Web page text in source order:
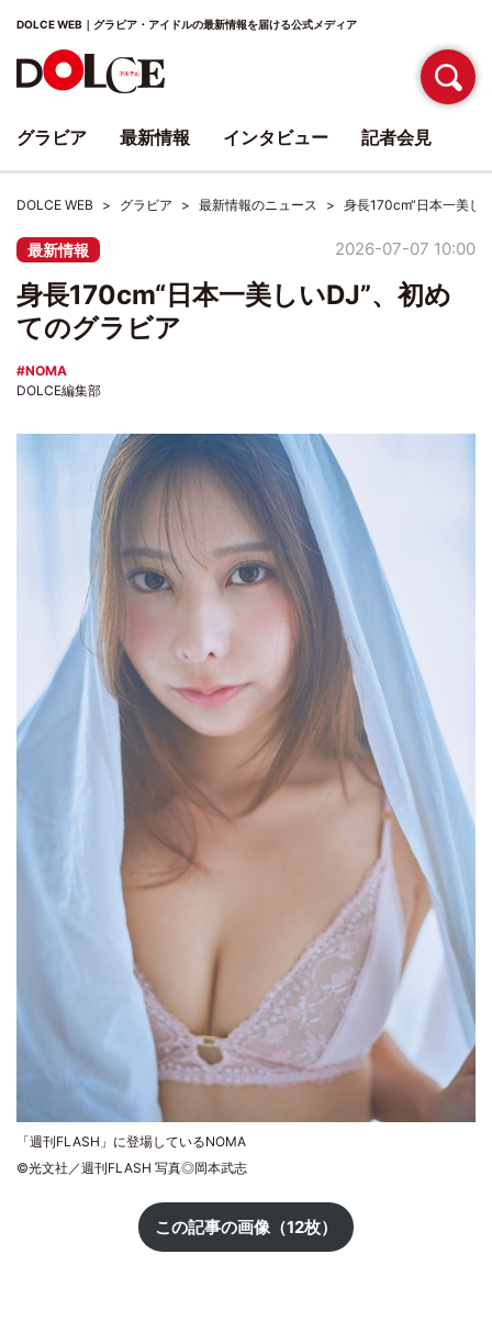
DOLCE WEB｜グラビア・アイドルの最新情報を届ける公式メディア
DOLCE WEB グラビア 最新情報のニュース 身長170cm“日本一美し
最新情報 2026-07-07 10:00
身長170cm“日本一美しいDJ”、初め
てのグラビア
NOMA
DOLCE編集部
「週刊FLASH」に登場しているNOMA
©光文社／週刊FLASH 写真◎岡本武志
この記事の画像（12枚）
グラビア 最新情報 インタビュー 記者会見